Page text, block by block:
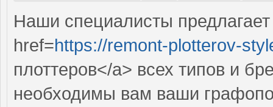
Наши специалисты
href=https://remont-plotterov-
плоттеров</a> всех типов и
необходимы вам ваши